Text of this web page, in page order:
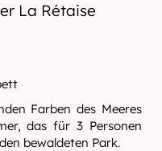
La Rétaise
Farben des Meeres
das für 3 Personen
bewaldeten Park.